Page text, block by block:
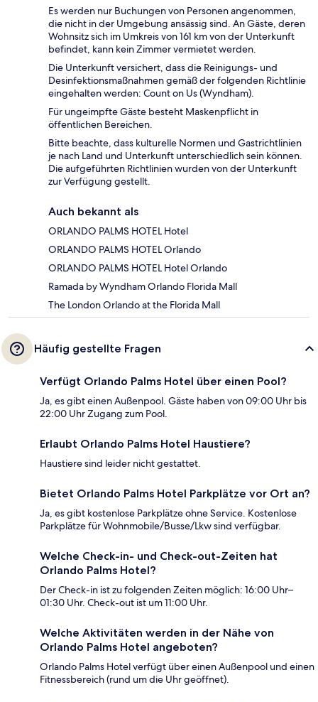
Es werden nur Buchungen von Personen angenommen,
die nicht in der Umgebung ansässig sind. An Gäste, deren
Wohnsitz sich im Umkreis von 161 km von der Unterkunft
befindet, kann kein Zimmer vermietet werden.
Die Unterkunft versichert, dass die Reinigungs- und
Desinfektionsmaßnahmen gemäß der folgenden Richtlinie
eingehalten werden: Count on Us (Wyndham).
Für ungeimpfte Gäste besteht Maskenpflicht in
öffentlichen Bereichen.
Bitte beachte, dass kulturelle Normen und Gastrichtlinien
je nach Land und Unterkunft unterschiedlich sein können.
Die aufgeführten Richtlinien wurden von der Unterkunft
zur Verfügung gestellt.
Auch bekannt als
ORLANDO PALMS HOTEL Hotel
ORLANDO PALMS HOTEL Orlando
ORLANDO PALMS HOTEL Hotel Orlando
Ramada by Wyndham Orlando Florida Mall
The London Orlando at the Florida Mall
Häufig gestellte Fragen
Verfügt Orlando Palms Hotel über einen Pool?
Ja, es gibt einen Außenpool. Gäste haben von 09:00 Uhr bis
22:00 Uhr Zugang zum Pool.
Erlaubt Orlando Palms Hotel Haustiere?
Haustiere sind leider nicht gestattet.
Bietet Orlando Palms Hotel Parkplätze vor Ort an?
Ja, es gibt kostenlose Parkplätze ohne Service. Kostenlose
Parkplätze für Wohnmobile/Busse/Lkw sind verfügbar.
Welche Check-in- und Check-out-Zeiten hat
Orlando Palms Hotel?
Der Check-in ist zu folgenden Zeiten möglich: 16:00 Uhr–
01:30 Uhr. Check-out ist um 11:00 Uhr.
Welche Aktivitäten werden in der Nähe von
Orlando Palms Hotel angeboten?
Orlando Palms Hotel verfügt über einen Außenpool und einen
Fitnessbereich (rund um die Uhr geöffnet).